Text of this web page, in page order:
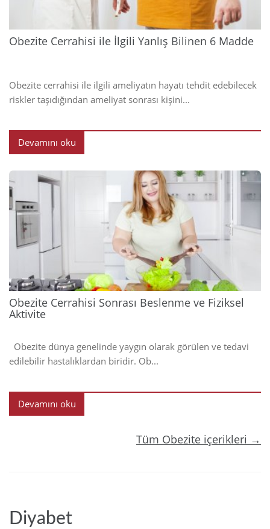
Obezite Cerrahisi ile İlgili Yanlış Bilinen 6 Madde
Obezite cerrahisi ile ilgili ameliyatın hayatı tehdit edebilecek
riskler taşıdığından ameliyat sonrası kişini...
Devamını oku
2023
Obezite Cerrahisi Sonrası Beslenme ve Fiziksel
Aktivite
Obezite dünya genelinde yaygın olarak görülen ve tedavi
edilebilir hastalıklardan biridir. Ob...
Devamını oku
Tüm Obezite içerikleri →
Diyabet